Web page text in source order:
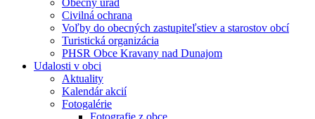
Obecný úrad
Civilná ochrana
Voľby do obecných zastupiteľstiev a starostov obcí
Turistická organizácia
PHSR Obce Kravany nad Dunajom
Udalosti v obci
Aktuality
Kalendár akcií
Fotogalérie
Fotografie z obce